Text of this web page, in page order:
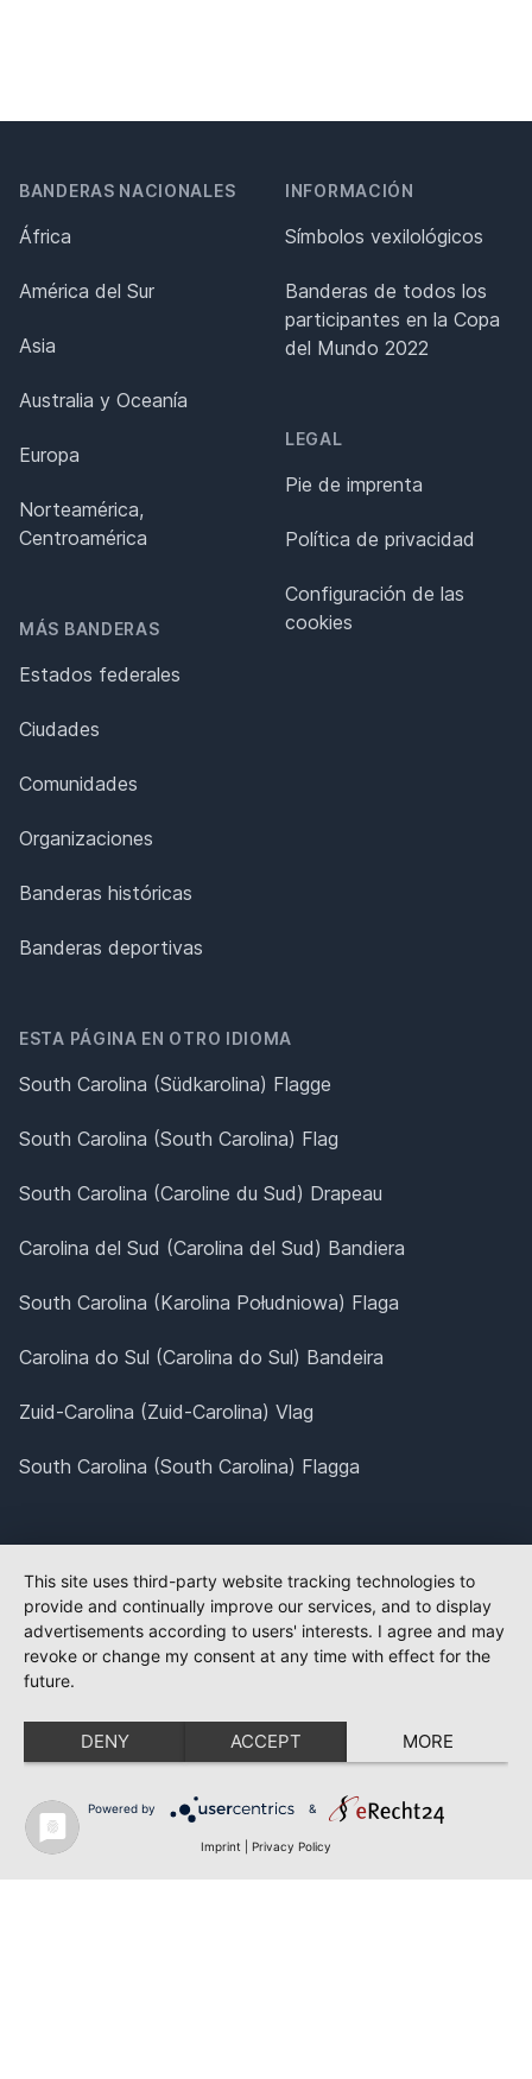
BANDERAS NACIONALES
África
América del Sur
Asia
Australia y Oceanía
Europa
Norteamérica,
Centroamérica
MÁS BANDERAS
Estados federales
Ciudades
Comunidades
Organizaciones
Banderas históricas
Banderas deportivas
INFORMACIÓN
Símbolos vexilológicos
Banderas de todos los
participantes en la Copa
del Mundo 2022
LEGAL
Pie de imprenta
Política de privacidad
Configuración de las
cookies
ESTA PÁGINA EN OTRO IDIOMA
South Carolina (Südkarolina) Flagge
South Carolina (South Carolina) Flag
South Carolina (Caroline du Sud) Drapeau
Carolina del Sud (Carolina del Sud) Bandiera
South Carolina (Karolina Południowa) Flaga
Carolina do Sul (Carolina do Sul) Bandeira
Zuid-Carolina (Zuid-Carolina) Vlag
South Carolina (South Carolina) Flagga
This site uses third-party website tracking technologies to
provide and continually improve our services, and to display
advertisements according to users' interests. I agree and may
revoke or change my consent at any time with effect for the
future.
DENY ACCEPT MORE
Powered by &
Imprint Privacy Policy